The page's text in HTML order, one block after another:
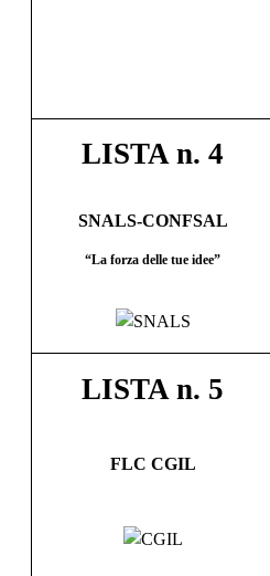
LISTAn. 4
SNALS-CONFSAL
“La forza delle tue idee”
LISTAn. 5
FLC CGIL